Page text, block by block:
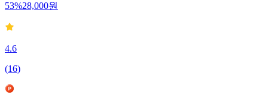
53%28,000원
4.6
(16)